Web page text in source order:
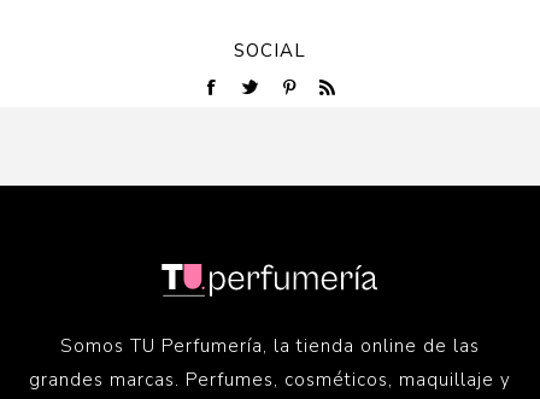
SOCIAL
Somos TU Perfumería, la tienda online de las
grandes marcas. Perfumes, cosméticos, maquillaje y